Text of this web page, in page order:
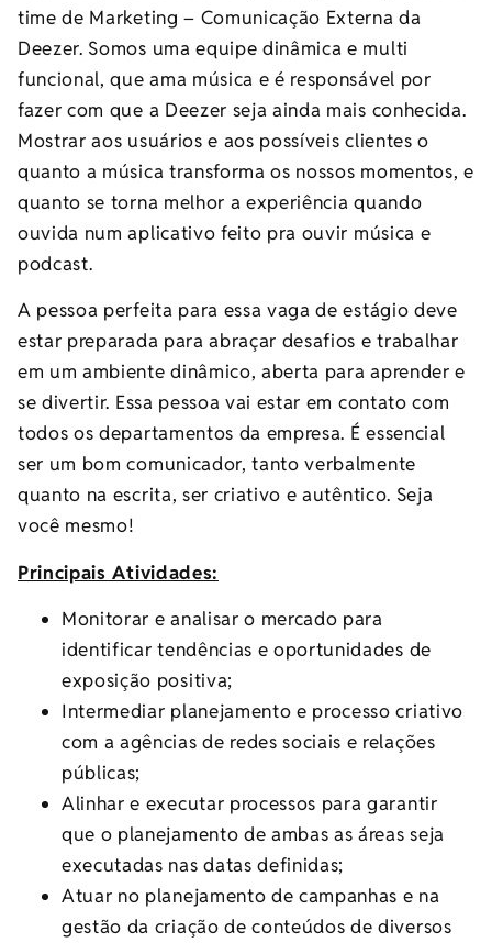
time de Marketing – Comunicação Externa da
Deezer. Somos uma equipe dinâmica e multi
funcional, que ama música e é responsável por
fazer com que a Deezer seja ainda mais conhecida.
Mostrar aos usuários e aos possíveis clientes o
quanto a música transforma os nossos momentos, e
quanto se torna melhor a experiência quando
ouvida num aplicativo feito pra ouvir música e
podcast.
A pessoa perfeita para essa vaga de estágio deve
estar preparada para abraçar desafios e trabalhar
em um ambiente dinâmico, aberta para aprender e
se divertir. Essa pessoa vai estar em contato com
todos os departamentos da empresa. É essencial
ser um bom comunicador, tanto verbalmente
quanto na escrita, ser criativo e autêntico. Seja
você mesmo!
Principais Atividades:
Monitorar e analisar o mercado para
identificar tendências e oportunidades de
exposição positiva;
Intermediar planejamento e processo criativo
com a agências de redes sociais e relações
públicas;
Alinhar e executar processos para garantir
que o planejamento de ambas as áreas seja
executadas nas datas definidas;
Atuar no planejamento de campanhas e na
gestão da criação de conteúdos de diversos